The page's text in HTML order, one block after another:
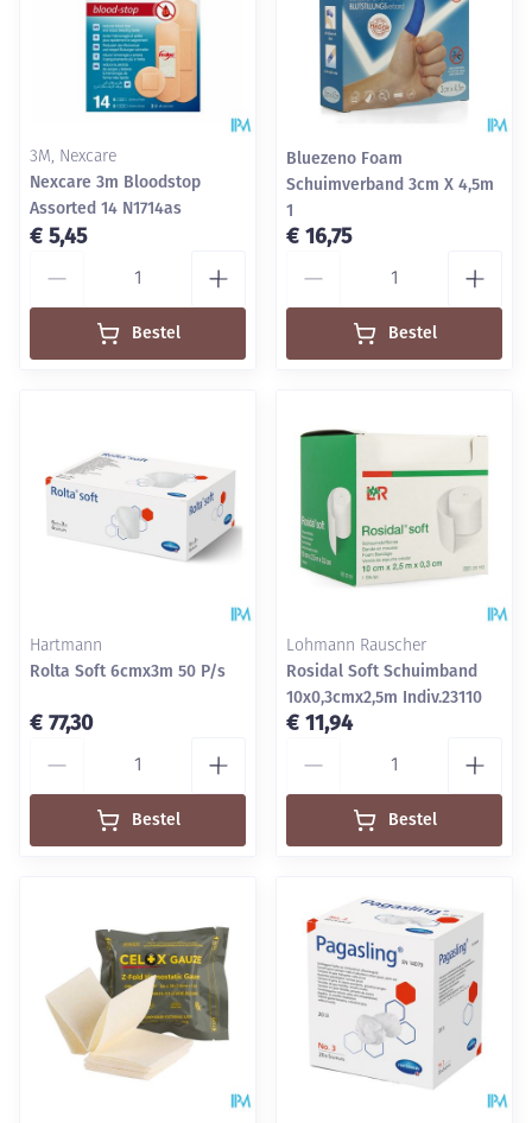
3M, Nexcare
Nexcare 3m Bloodstop
Assorted 14 N1714as
€ 5,45
Bestel
Bluezeno Foam
Schuimverband 3cm X 4,5m
1
€ 16,75
Bestel
Hartmann
Rolta Soft 6cmx3m 50 P/s
€ 77,30
Bestel
Lohmann Rauscher
Rosidal Soft Schuimband
10x0,3cmx2,5m Indiv.23110
€ 11,94
Bestel